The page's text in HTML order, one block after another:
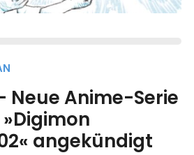
Neue Anime-Serie
angekündigt